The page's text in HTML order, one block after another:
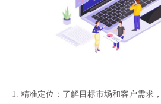
1. 精准定位：了解目标市场和客户需求